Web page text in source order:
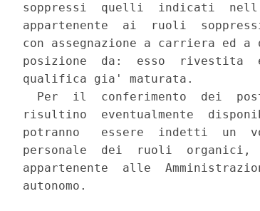
soppressi  quelli  indicati
appartenente  ai  ruoli
con assegnazione a carriera ed
posizione  da:  esso
qualifica gia' maturata.
Per  il  conferimento  dei
risultino  eventualmente
potranno   essere  indetti  un
personale  dei  ruoli
appartenente  alle